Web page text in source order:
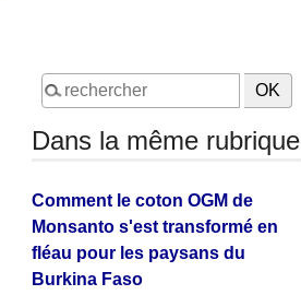
Dans la même rubrique
Comment le coton OGM de
Monsanto s'est transformé en
fléau pour les paysans du
Burkina Faso